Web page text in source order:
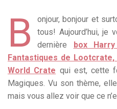
B
onjour, bonjour et
tous! Aujourd’hui, je
dernière
box
Fantastiques de Lootcrate,
World Crate qui est, cette
Magiques. Vu son thème,
mais vous allez voir que ce